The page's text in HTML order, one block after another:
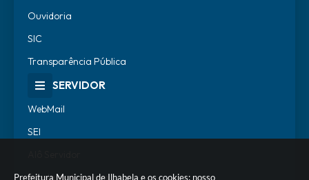
Prefeitura Municipal de Ilhabela e os cookies: nosso
Ouvidoria
SIC
Transparência Pública
SERVIDOR
WebMail
SEI
Escola de Governo